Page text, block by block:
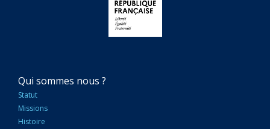
NAVIGATION
PRINCIPALE
Qui sommes nous ?
Statut
Missions
Histoire